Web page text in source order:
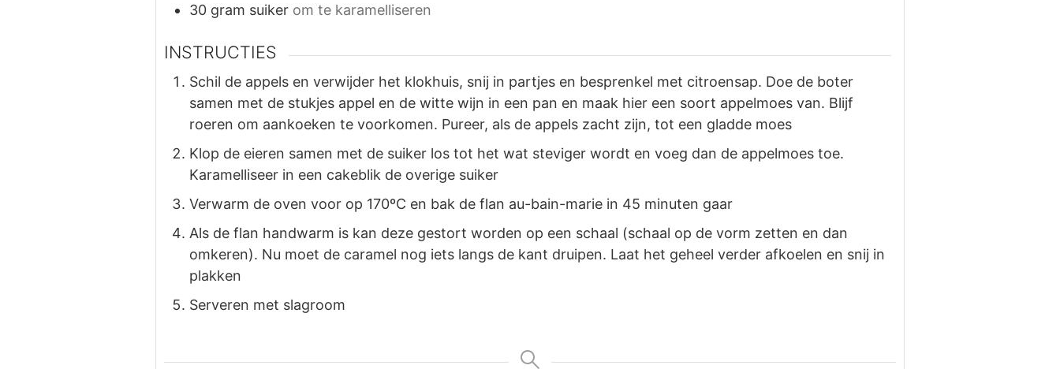
30 gram suiker om te karamelliseren
INSTRUCTIES
Schil de appels en verwijder het klokhuis, snij in partjes en besprenkel met citroensap. Doe de boter
samen met de stukjes appel en de witte wijn in een pan en maak hier een soort appelmoes van. Blijf
roeren om aankoeken te voorkomen. Pureer, als de appels zacht zijn, tot een gladde moes
Klop de eieren samen met de suiker los tot het wat steviger wordt en voeg dan de appelmoes toe.
Karamelliseer in een cakeblik de overige suiker
Verwarm de oven voor op 170ºC en bak de flan au-bain-marie in 45 minuten gaar
Als de flan handwarm is kan deze gestort worden op een schaal (schaal op de vorm zetten en dan
omkeren). Nu moet de caramel nog iets langs de kant druipen. Laat het geheel verder afkoelen en snij in
plakken
Serveren met slagroom